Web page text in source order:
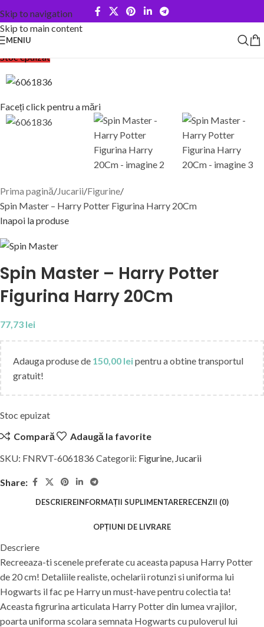
Skip to navigation
Skip to main content
MENIU
Stoc epuizat
Faceți click pentru a mări
Prima pagină Jucarii Figurine
Spin Master – Harry Potter Figurina Harry 20Cm
Inapoi la produse
Spin Master – Harry Potter
Figurina Harry 20Cm
77,73 lei
Adauga produse de 150,00 leipentru a obtine transportul
gratuit!
Stoc epuizat
Compară
Adaugă la favorite
SKU: FNRVT-6061836 Categorii: Figurine, Jucarii
Share:
DESCRIEREINFORMAȚII SUPLIMENTARERECENZII (0)
OPȚIUNI DE LIVRARE
Descriere
Recreeaza-ti scenele preferate cu aceasta papusa Harry Potter
de 20 cm! Detaliile realiste, ochelarii rotunzi si uniforma lui
Hogwarts il fac pe Harry un must-have pentru colectia ta!
Aceasta figrurina articulata Harry Potter din lumea vrajilor,
poarta uniforma scolara semnata Hogwarts cu puloverul lui